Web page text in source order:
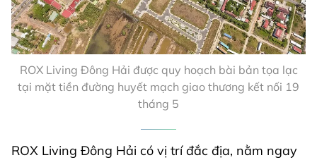
ROX Living Đông Hải được quy hoạch bài bản tọa lạc
tại mặt tiền đường huyết mạch giao thương kết nối 19
tháng 5
ROX Living Đông Hải có vị trí đắc địa, nằm ngay